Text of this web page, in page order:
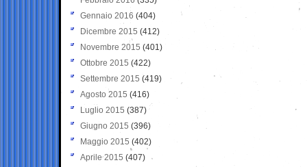
Gennaio 2016 (404)
Dicembre 2015 (412)
Novembre 2015 (401)
Ottobre 2015 (422)
Settembre 2015 (419)
Agosto 2015 (416)
Luglio 2015 (387)
Giugno 2015 (396)
Maggio 2015 (402)
Aprile 2015 (407)